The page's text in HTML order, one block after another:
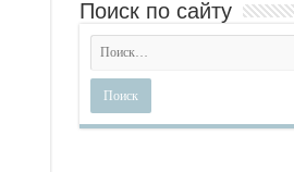
Поиск по сайту